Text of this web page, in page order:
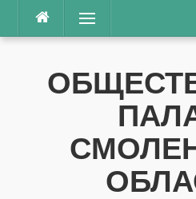
Перейти
содержимому
Меню